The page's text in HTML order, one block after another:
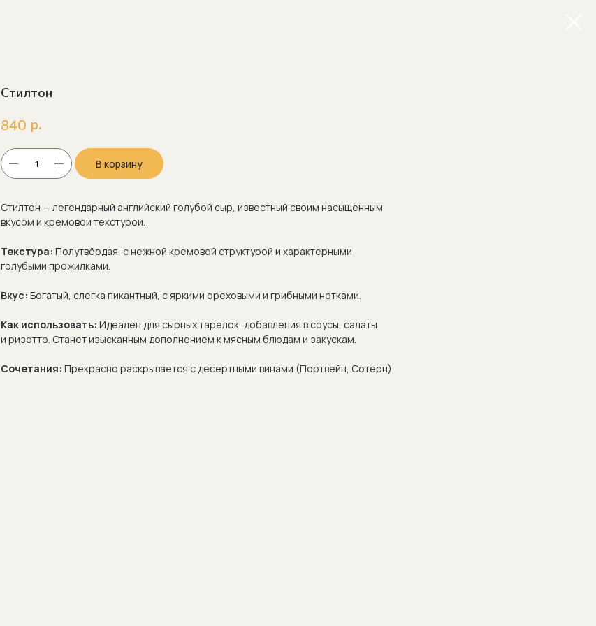
Стилтон
840 р.
В корзину
Стилтон — легендарный английский голубой сыр, известный своим насыщенным
вкусом и кремовой текстурой.
Текстура: Полутвёрдая, с нежной кремовой структурой и характерными
голубыми прожилками.
Вкус: Богатый, слегка пикантный, с яркими ореховыми и грибными нотками.
Как использовать: Идеален для сырных тарелок, добавления в соусы, салаты
и ризотто. Станет изысканным дополнением к мясным блюдам и закускам.
Сочетания: Прекрасно раскрывается с десертными винами (Портвейн, Сотерн)